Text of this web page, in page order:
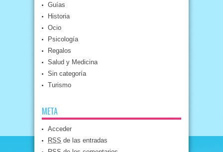
Guías
Historia
Ocio
Psicología
Regalos
Salud y Medicina
Sin categoría
Turismo
META
Acceder
RSS de las entradas